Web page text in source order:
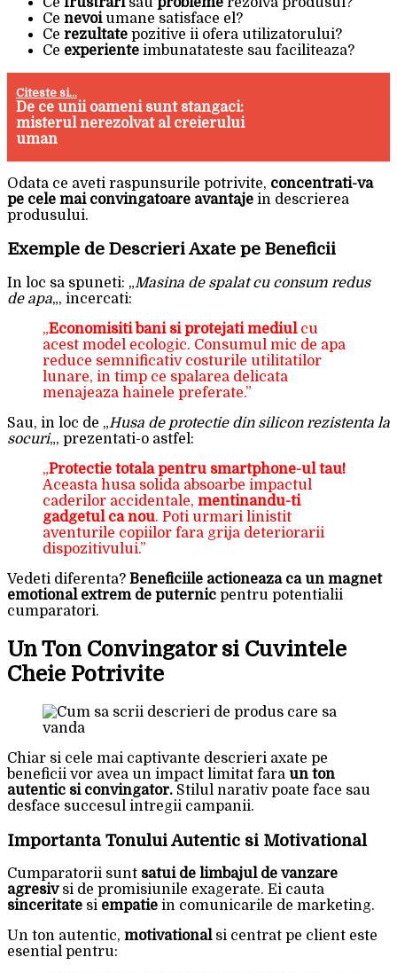
Ce nevoiumane satisface el?
Ce rezultate pozitive ii ofera utilizatorului?
Ce experiente imbunatateste sau faciliteaza?
Citeste si...
De ce unii oameni sunt stangaci:
misterul nerezolvat al creierului
uman
Odata ce aveti raspunsurile potrivite, concentrati-va
pe cele mai convingatoare avantaje in descrierea
produsului.
Exemple de Descrieri Axate pe Beneficii
In loc sa spuneti: „Masina de spalat cu consum redus
de apa„, incercati:
„Economisiti bani si protejati mediulcu
acest model ecologic. Consumul mic de apa
reduce semnificativ costurile utilitatilor
lunare, in timp ce spalarea delicata
menajeaza hainele preferate.”
Sau, in loc de „Husa de protectie din silicon rezistenta la
socuri„, prezentati-o astfel:
„Protectie totala pentru smartphone-ul tau!
Aceasta husa solida absoarbe impactul
caderilor accidentale, mentinandu-ti
gadgetul ca nou. Poti urmari linistit
aventurile copiilor fara grija deteriorarii
dispozitivului.”
Vedeti diferenta? Beneficiile actioneaza ca un magnet
emotional extrem de puternic pentru potentialii
cumparatori.
Un Ton Convingator si Cuvintele
Cheie Potrivite
Chiar si cele mai captivante descrieri axate pe
beneficii vor avea un impact limitat fara un ton
autentic si convingator. Stilul narativ poate face sau
desface succesul intregii campanii.
Importanta Tonului Autentic si Motivational
Cumparatorii sunt satui de limbajul de vanzare
agresivsi de promisiunile exagerate. Ei cauta
sinceritate si empatie in comunicarile de marketing.
Un ton autentic, motivationalsi centrat pe client este
esential pentru: